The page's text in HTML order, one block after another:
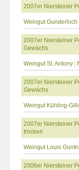
2007er Niersteiner
Weingut Gunderloch
2007er Niersteiner
Gewächs
Weingut St. Antony
2007er Niersteiner
Gewächs
Weingut Kühling-
2007er Niersteiner
trocken
Weingut Louis
2006er Niersteiner